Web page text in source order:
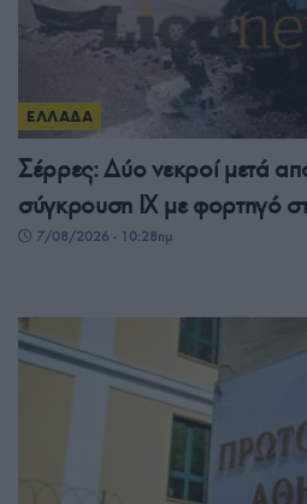
ΕΛΛΑΔΑ
Σέρρες: Δύο νεκροί μετά
σύγκρουση ΙΧ με φορτηγό
7/08/2026 - 10:28πμ